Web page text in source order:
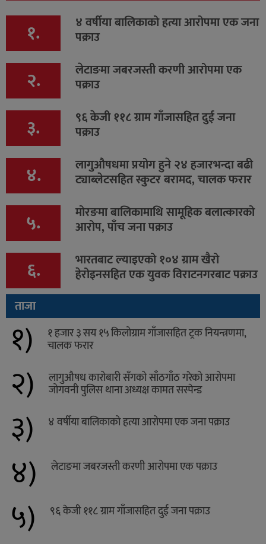
१. ४ वर्षीया बालिकाको हत्या आरोपमा एक जना
पक्राउ
२. लेटाङमा जबरजस्ती करणी आरोपमा एक
पक्राउ
३. ९६ केजी ११८ ग्राम गाँजासहित दुई जना
पक्राउ
४. लागुऔषधमा प्रयोग हुने २४ हजारभन्दा बढी
ट्याब्लेटसहित स्कुटर बरामद, चालक फरार
५. मोरङमा बालिकामाथि सामूहिक बलात्कारको
आरोप, पाँच जना पक्राउ
६. भारतबाट ल्याइएको १०४ ग्राम खैरो
हेरोइनसहित एक युवक विराटनगरबाट पक्राउ
ताजा
१) १ हजार ३ सय १५ किलोग्राम गाँजासहित ट्रक नियन्त्रणमा,
चालक फरार
२) लागुऔषध कारोबारी सँगको साँठगाँठ गरेको आरोपमा
जोगवनी पुलिस थाना अध्यक्ष कामत सस्पेन्ड
३) ४ वर्षीया बालिकाको हत्या आरोपमा एक जना पक्राउ
४) लेटाङमा जबरजस्ती करणी आरोपमा एक पक्राउ
५) ९६ केजी ११८ ग्राम गाँजासहित दुई जना पक्राउ